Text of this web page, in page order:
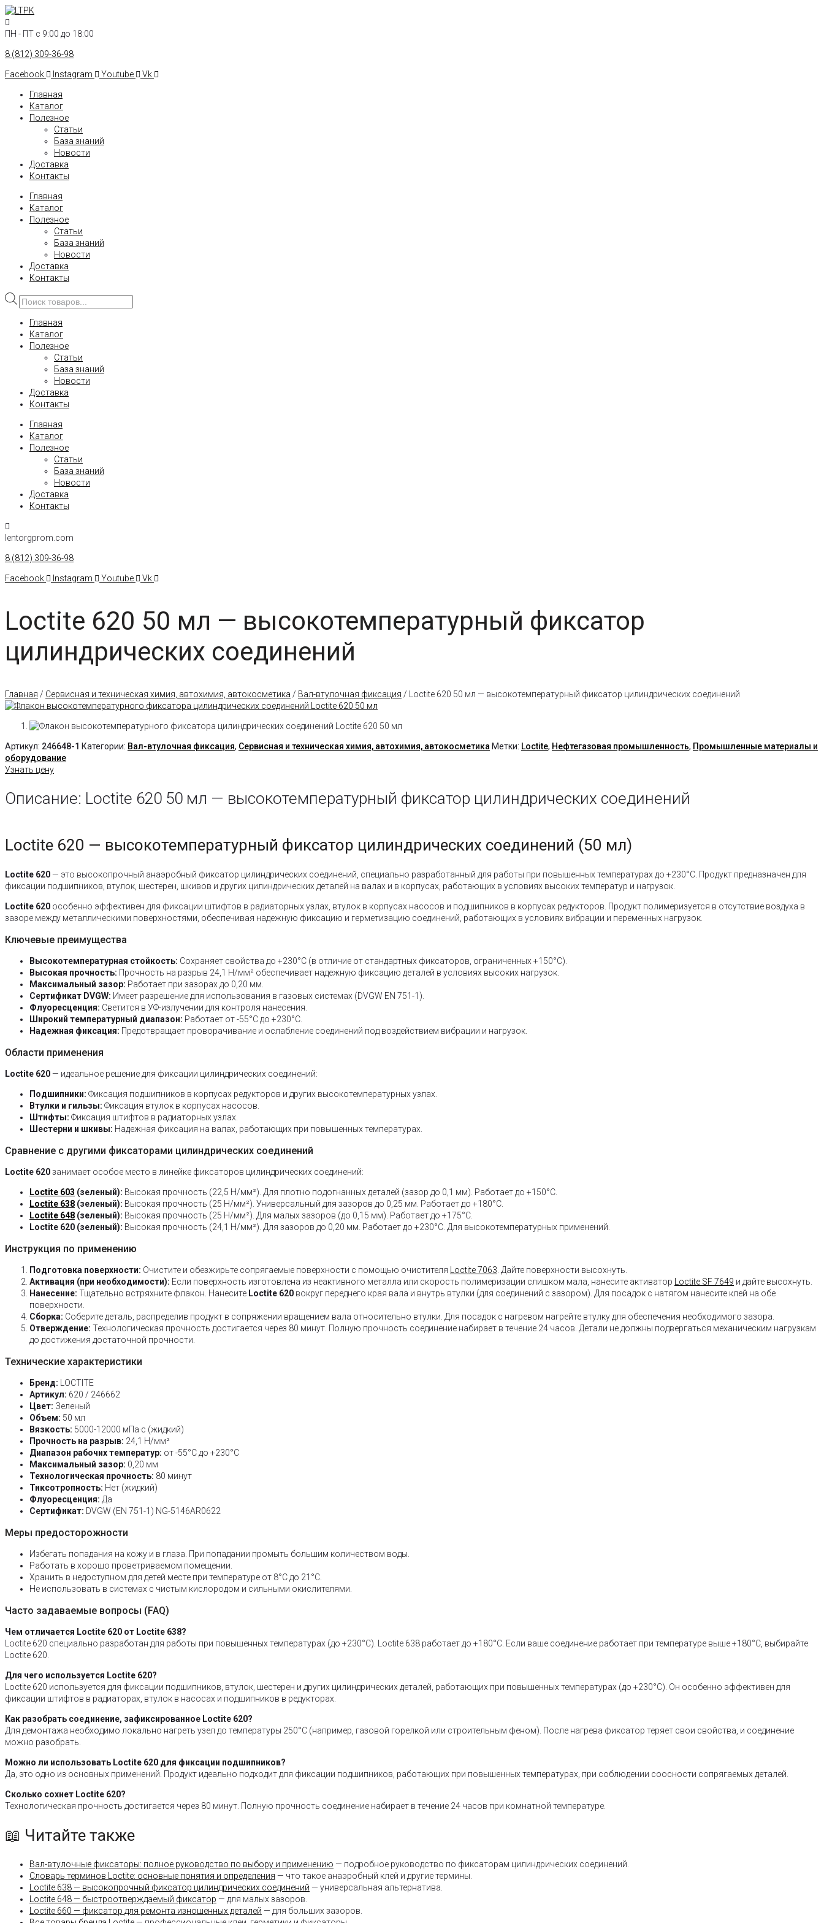
Перейти
к
контенту
ПН - ПТ с 9:00 до 18:00
8 (812) 309-36-98
Facebook Instagram Youtube Vk
Главная
Каталог
Полезное
Статьи
База знаний
Новости
Доставка
Контакты
Главная
Каталог
Полезное
Статьи
База знаний
Новости
Доставка
Контакты
Поиск
товаров
Главная
Каталог
Полезное
Статьи
База знаний
Новости
Доставка
Контакты
Главная
Каталог
Полезное
Статьи
База знаний
Новости
Доставка
Контакты
lentorgprom.com
8 (812) 309-36-98
Facebook Instagram Youtube Vk
Loctite 620 50 мл — высокотемпературный фиксатор
цилиндрических соединений
Главная / Сервисная и техническая химия, автохимия, автокосметика / Вал-втулочная фиксация / Loctite 620 50 мл — высокотемпературный фиксатор цилиндрических соединений
Артикул: 246648-1 Категории: Вал-втулочная фиксация, Сервисная и техническая химия, автохимия, автокосметика Метки: Loctite, Нефтегазовая промышленность, Промышленные материалы и
оборудование
Узнать цену
Описание: Loctite 620 50 мл — высокотемпературный фиксатор цилиндрических соединений
Loctite 620 — высокотемпературный фиксатор цилиндрических соединений (50 мл)
Loctite 620— это высокопрочный анаэробный фиксатор цилиндрических соединений, специально разработанный для работы при повышенных температурах до +230°C. Продукт предназначен для
фиксации подшипников, втулок, шестерен, шкивов и других цилиндрических деталей на валах и в корпусах, работающих в условиях высоких температур и нагрузок.
Loctite 620 особенно эффективен для фиксации штифтов в радиаторных узлах, втулок в корпусах насосов и подшипников в корпусах редукторов. Продукт полимеризуется в отсутствие воздуха в
зазоре между металлическими поверхностями, обеспечивая надежную фиксацию и герметизацию соединений, работающих в условиях вибрации и переменных нагрузок.
Ключевые преимущества
Высокотемпературная стойкость: Сохраняет свойства до +230°C (в отличие от стандартных фиксаторов, ограниченных +150°C).
Высокая прочность: Прочность на разрыв 24,1 Н/мм² обеспечивает надежную фиксацию деталей в условиях высоких нагрузок.
Максимальный зазор: Работает при зазорах до 0,20 мм.
Сертификат DVGW: Имеет разрешение для использования в газовых системах (DVGW EN 751-1).
Флуоресценция: Светится в УФ-излучении для контроля нанесения.
Широкий температурный диапазон: Работает от -55°C до +230°C.
Надежная фиксация: Предотвращает проворачивание и ослабление соединений под воздействием вибрации и нагрузок.
Области применения
Loctite 620— идеальное решение для фиксации цилиндрических соединений:
Подшипники: Фиксация подшипников в корпусах редукторов и других высокотемпературных узлах.
Втулки и гильзы: Фиксация втулок в корпусах насосов.
Штифты: Фиксация штифтов в радиаторных узлах.
Шестерни и шкивы: Надежная фиксация на валах, работающих при повышенных температурах.
Сравнение с другими фиксаторами цилиндрических соединений
Loctite 620занимает особое место в линейке фиксаторов цилиндрических соединений:
Loctite 603 (зеленый): Высокая прочность (22,5 Н/мм²). Для плотно подогнанных деталей (зазор до 0,1 мм). Работает до +150°C.
Loctite 638 (зеленый): Высокая прочность (25 Н/мм²). Универсальный для зазоров до 0,25 мм. Работает до +180°C.
Loctite 648 (зеленый): Высокая прочность (25 Н/мм²). Для малых зазоров (до 0,15 мм). Работает до +175°C.
Loctite 620 (зеленый): Высокая прочность (24,1 Н/мм²). Для зазоров до 0,20 мм. Работает до +230°C. Для высокотемпературных применений.
Инструкция по применению
Подготовка поверхности: Очистите и обезжирьте сопрягаемые поверхности с помощью очистителя Loctite 7063 . Дайте поверхности высохнуть.
Активация (при необходимости): Если поверхность изготовлена из неактивного металла или скорость полимеризации слишком мала, нанесите активатор Loctite SF 7649 и дайте высохнуть.
Нанесение: Тщательно встряхните флакон. Нанесите Loctite 620 вокруг переднего края вала и внутрь втулки (для соединений с зазором). Для посадок с натягом нанесите клей на обе
поверхности.
Сборка: Соберите деталь, распределив продукт в сопряжении вращением вала относительно втулки. Для посадок с нагревом нагрейте втулку для обеспечения необходимого зазора.
Отверждение: Технологическая прочность достигается через 80 минут. Полную прочность соединение набирает в течение 24 часов. Детали не должны подвергаться механическим нагрузкам
до достижения достаточной прочности.
Технические характеристики
Бренд: LOCTITE
Артикул: 620 / 246662
Цвет: Зеленый
Объем: 50 мл
Вязкость: 5000-12000 мПа·с (жидкий)
Прочность на разрыв: 24,1 Н/мм²
Диапазон рабочих температур: от -55°C до +230°C
Максимальный зазор: 0,20 мм
Технологическая прочность: 80 минут
Тиксотропность: Нет (жидкий)
Флуоресценция: Да
Сертификат: DVGW (EN 751-1) NG-5146AR0622
Меры предосторожности
Избегать попадания на кожу и в глаза. При попадании промыть большим количеством воды.
Работать в хорошо проветриваемом помещении.
Хранить в недоступном для детей месте при температуре от 8°C до 21°C.
Не использовать в системах с чистым кислородом и сильными окислителями.
Часто задаваемые вопросы (FAQ)
Чем отличается Loctite 620 от Loctite 638?
Loctite 620 специально разработан для работы при повышенных температурах (до +230°C). Loctite 638 работает до +180°C. Если ваше соединение работает при температуре выше +180°C, выбирайте
Loctite 620.
Для чего используется Loctite 620?
Loctite 620 используется для фиксации подшипников, втулок, шестерен и других цилиндрических деталей, работающих при повышенных температурах (до +230°C). Он особенно эффективен для
фиксации штифтов в радиаторах, втулок в насосах и подшипников в редукторах.
Как разобрать соединение, зафиксированное Loctite 620?
Для демонтажа необходимо локально нагреть узел до температуры 250°C (например, газовой горелкой или строительным феном). После нагрева фиксатор теряет свои свойства, и соединение
можно разобрать.
Можно ли использовать Loctite 620 для фиксации подшипников?
Да, это одно из основных применений. Продукт идеально подходит для фиксации подшипников, работающих при повышенных температурах, при соблюдении соосности сопрягаемых деталей.
Сколько сохнет Loctite 620?
Технологическая прочность достигается через 80 минут. Полную прочность соединение набирает в течение 24 часов при комнатной температуре.
📖 Читайте также
Вал-втулочные фиксаторы: полное руководство по выбору и применению — подробное руководство по фиксаторам цилиндрических соединений.
Словарь терминов Loctite: основные понятия и определения — что такое анаэробный клей и другие термины.
Loctite 638 — высокопрочный фиксатор цилиндрических соединений — универсальная альтернатива.
Loctite 648 — быстроотверждаемый фиксатор — для малых зазоров.
Loctite 660 — фиксатор для ремонта изношенных деталей — для больших зазоров.